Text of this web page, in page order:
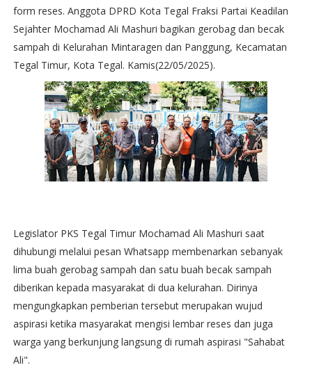
form reses. Anggota DPRD Kota Tegal Fraksi Partai Keadilan
Sejahter Mochamad Ali Mashuri bagikan gerobag dan becak
sampah di Kelurahan Mintaragen dan Panggung, Kecamatan
Tegal Timur, Kota Tegal. Kamis(22/05/2025).
Legislator PKS Tegal Timur Mochamad Ali Mashuri saat
dihubungi melalui pesan Whatsapp membenarkan sebanyak
lima buah gerobag sampah dan satu buah becak sampah
diberikan kepada masyarakat di dua kelurahan. Dirinya
mengungkapkan pemberian tersebut merupakan wujud
aspirasi ketika masyarakat mengisi lembar reses dan juga
warga yang berkunjung langsung di rumah aspirasi "Sahabat
Ali".